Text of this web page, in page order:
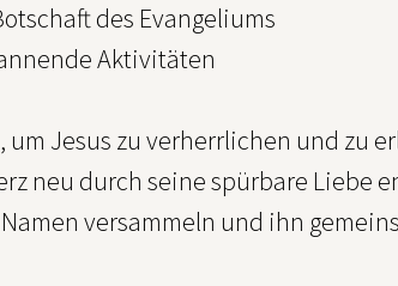
des Evangeliums
Aktivitäten
um Jesus zu verherrlichen und zu
neu durch seine spürbare Liebe
versammeln und ihn